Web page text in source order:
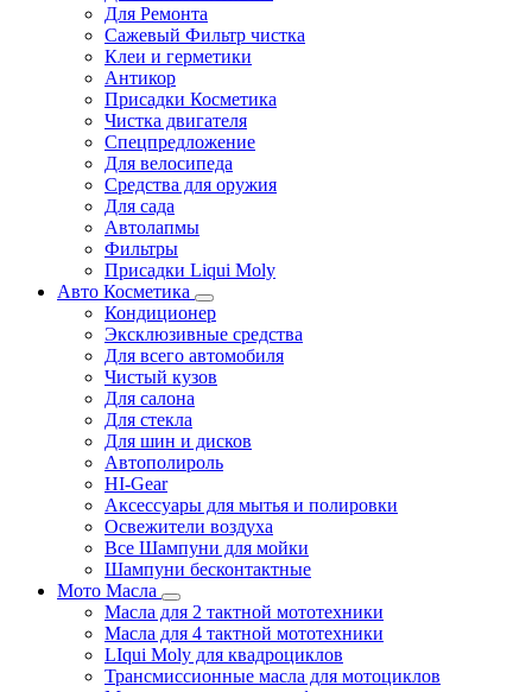
Для Ремонта
Сажевый Фильтр чистка
Клеи и герметики
Антикор
Присадки Косметика
Чистка двигателя
Спецпредложение
Для велосипеда
Средства для оружия
Для сада
Автолапмы
Фильтры
Присадки Liqui Moly
Авто Косметика
Кондиционер
Эксклюзивные средства
Для всего автомобиля
Чистый кузов
Для салона
Для стекла
Для шин и дисков
Автополироль
HI-Gear
Аксессуары для мытья и полировки
Освежители воздуха
Все Шампуни для мойки
Шампуни бесконтактные
Мото Масла
Масла для 2 тактной мототехники
Масла для 4 тактной мототехники
LIqui Moly для квадроциклов
Трансмиссионные масла для мотоциклов